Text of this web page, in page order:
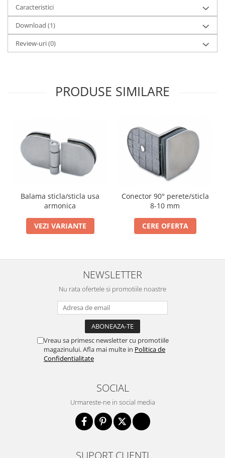
Caracteristici
Download (1)
Review-uri(0)
PRODUSE SIMILARE
Balama sticla/sticla usa
armonica
VEZI VARIANTE
Conector 90° perete/sticla
8-10 mm
CERE OFERTA
NEWSLETTER
Nu rata ofertele si promotiile noastre
Vreau sa primesc newsletter cu promotiile
magazinului. Afla mai multe in Politica de
Confidentialitate
SOCIAL
Urmareste-ne in social media
SUPORT CLIENTI